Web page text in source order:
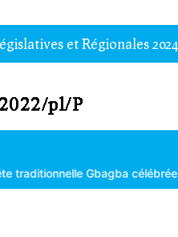
et Régionales 2024
Gbagba célébrée dans la